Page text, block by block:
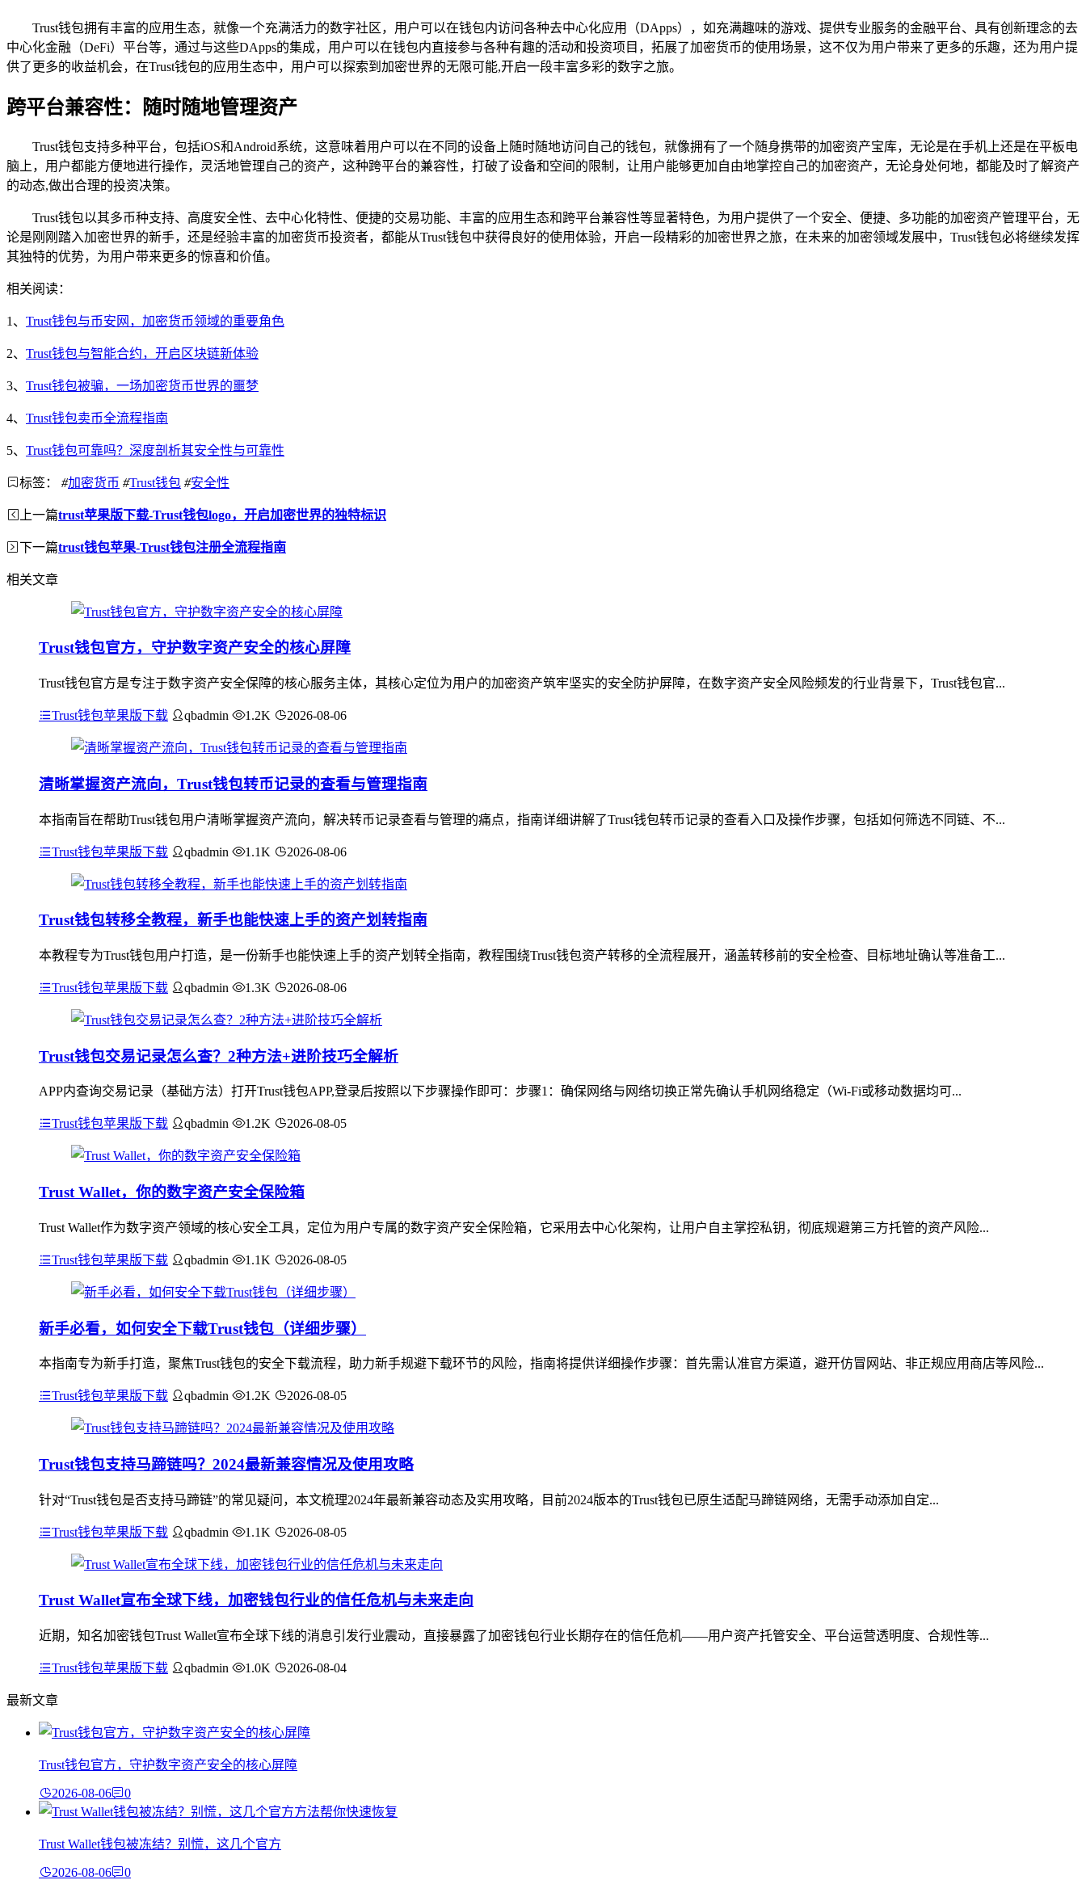
Trust钱包拥有丰富的应用生态，就像一个充满活力的数字社区，用户可以在钱包内访问各种去中心化应用（DApps），如充满趣味的游戏、提供专业服务的金融平台、具有创新理念的去
中心化金融（DeFi）平台等，通过与这些DApps的集成，用户可以在钱包内直接参与各种有趣的活动和投资项目，拓展了加密货币的使用场景，这不仅为用户带来了更多的乐趣，还为用户提
供了更多的收益机会，在Trust钱包的应用生态中，用户可以探索到加密世界的无限可能,开启一段丰富多彩的数字之旅。
跨平台兼容性：随时随地管理资产
Trust钱包支持多种平台，包括iOS和Android系统，这意味着用户可以在不同的设备上随时随地访问自己的钱包，就像拥有了一个随身携带的加密资产宝库，无论是在手机上还是在平板电
脑上，用户都能方便地进行操作，灵活地管理自己的资产，这种跨平台的兼容性，打破了设备和空间的限制，让用户能够更加自由地掌控自己的加密资产，无论身处何地，都能及时了解资产
的动态,做出合理的投资决策。
Trust钱包以其多币种支持、高度安全性、去中心化特性、便捷的交易功能、丰富的应用生态和跨平台兼容性等显著特色，为用户提供了一个安全、便捷、多功能的加密资产管理平台，无
论是刚刚踏入加密世界的新手，还是经验丰富的加密货币投资者，都能从Trust钱包中获得良好的使用体验，开启一段精彩的加密世界之旅，在未来的加密领域发展中，Trust钱包必将继续发挥
其独特的优势，为用户带来更多的惊喜和价值。
相关阅读：
1、 Trust钱包与币安网，加密货币领域的重要角色
2、 Trust钱包与智能合约，开启区块链新体验
3、 Trust钱包被骗，一场加密货币世界的噩梦
4、 Trust钱包卖币全流程指南
5、 Trust钱包可靠吗？深度剖析其安全性与可靠性
标签： #加密货币 #Trust钱包 #安全性
上一篇trust苹果版下载-Trust钱包logo，开启加密世界的独特标识
下一篇trust钱包苹果-Trust钱包注册全流程指南
相关文章
Trust钱包官方，守护数字资产安全的核心屏障
Trust钱包官方是专注于数字资产安全保障的核心服务主体，其核心定位为用户的加密资产筑牢坚实的安全防护屏障，在数字资产安全风险频发的行业背景下，Trust钱包官...
Trust钱包苹果版下载 qbadmin 1.2K 2026-08-06
清晰掌握资产流向，Trust钱包转币记录的查看与管理指南
本指南旨在帮助Trust钱包用户清晰掌握资产流向，解决转币记录查看与管理的痛点，指南详细讲解了Trust钱包转币记录的查看入口及操作步骤，包括如何筛选不同链、不...
Trust钱包苹果版下载 qbadmin 1.1K 2026-08-06
Trust钱包转移全教程，新手也能快速上手的资产划转指南
本教程专为Trust钱包用户打造，是一份新手也能快速上手的资产划转全指南，教程围绕Trust钱包资产转移的全流程展开，涵盖转移前的安全检查、目标地址确认等准备工...
Trust钱包苹果版下载 qbadmin 1.3K 2026-08-06
Trust钱包交易记录怎么查？2种方法+进阶技巧全解析
APP内查询交易记录（基础方法）打开Trust钱包APP,登录后按照以下步骤操作即可：步骤1：确保网络与网络切换正常先确认手机网络稳定（Wi-Fi或移动数据均可...
Trust钱包苹果版下载 qbadmin 1.2K 2026-08-05
Trust Wallet，你的数字资产安全保险箱
Trust Wallet作为数字资产领域的核心安全工具，定位为用户专属的数字资产安全保险箱，它采用去中心化架构，让用户自主掌控私钥，彻底规避第三方托管的资产风险...
Trust钱包苹果版下载 qbadmin 1.1K 2026-08-05
新手必看，如何安全下载Trust钱包（详细步骤）
本指南专为新手打造，聚焦Trust钱包的安全下载流程，助力新手规避下载环节的风险，指南将提供详细操作步骤：首先需认准官方渠道，避开仿冒网站、非正规应用商店等风险...
Trust钱包苹果版下载 qbadmin 1.2K 2026-08-05
Trust钱包支持马蹄链吗？2024最新兼容情况及使用攻略
针对“Trust钱包是否支持马蹄链”的常见疑问，本文梳理2024年最新兼容动态及实用攻略，目前2024版本的Trust钱包已原生适配马蹄链网络，无需手动添加自定...
Trust钱包苹果版下载 qbadmin 1.1K 2026-08-05
Trust Wallet宣布全球下线，加密钱包行业的信任危机与未来走向
近期，知名加密钱包Trust Wallet宣布全球下线的消息引发行业震动，直接暴露了加密钱包行业长期存在的信任危机——用户资产托管安全、平台运营透明度、合规性等...
Trust钱包苹果版下载 qbadmin 1.0K 2026-08-04
最新文章
Trust钱包官方，守护数字资产安全的核心屏障
2026-08-06 0
Trust Wallet钱包被冻结？别慌，这几个官方
2026-08-06 0